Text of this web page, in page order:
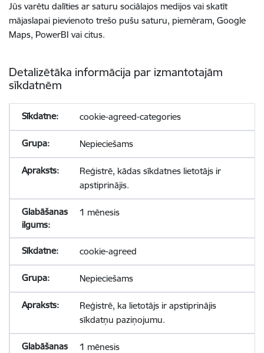
Jūs varētu dalīties ar saturu sociālajos medijos vai skatīt
mājaslapai pievienoto trešo pušu saturu, piemēram, Google
Maps, PowerBI vai citus.
Detalizētāka informācija par izmantotajām
sīkdatnēm
cookie-agreed-categories
Nepieciešams
Reģistrē, kādas sīkdatnes lietotājs ir
apstiprinājis.
1 mēnesis
cookie-agreed
Nepieciešams
Reģistrē, ka lietotājs ir apstiprinājis
sīkdatņu paziņojumu.
1 mēnesis